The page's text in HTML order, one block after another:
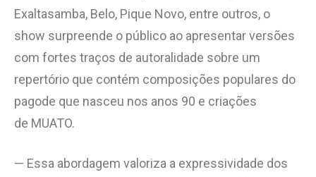
Exaltasamba, Belo, Pique Novo, entre outros, o
show surpreende o público ao apresentar versões
com fortes traços de autoralidade sobre um
repertório que contém composições populares do
pagode que nasceu nos anos 90 e criações
de MUATO.
— Essa abordagem valoriza a expressividade dos